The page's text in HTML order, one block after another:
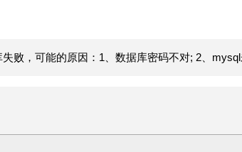
败，可能的原因：1、数据库密码不对; 2、mysql